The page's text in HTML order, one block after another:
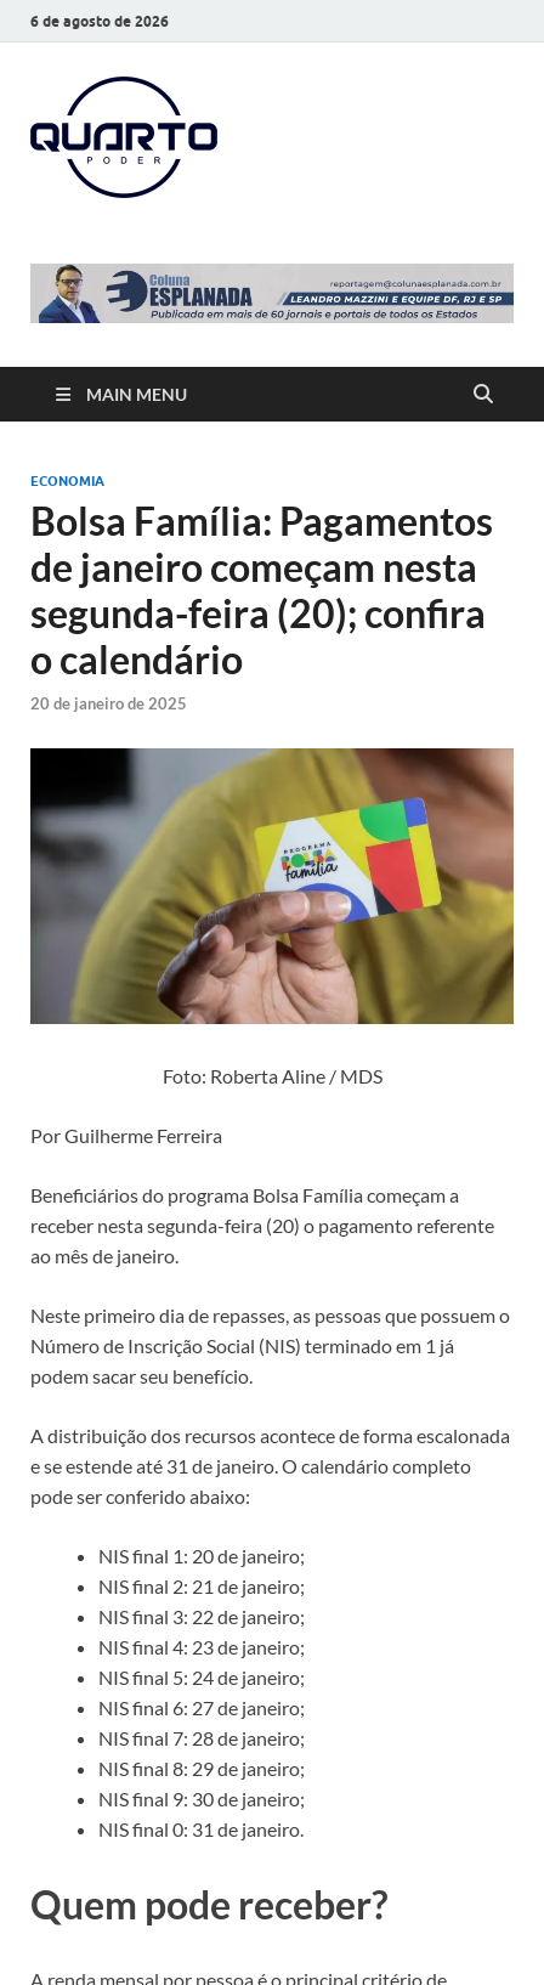
6 de agosto de 2026
MAIN MENU
ECONOMIA
Bolsa Família: Pagamentos
de janeiro começam nesta
segunda-feira (20); confira
o calendário
20 de janeiro de 2025
Foto: Roberta Aline / MDS
Por Guilherme Ferreira
Beneficiários do programa Bolsa Família começam a
receber nesta segunda-feira (20) o pagamento referente
ao mês de janeiro.
Neste primeiro dia de repasses, as pessoas que possuem o
Número de Inscrição Social (NIS) terminado em 1 já
podem sacar seu benefício.
A distribuição dos recursos acontece de forma escalonada
e se estende até 31 de janeiro. O calendário completo
pode ser conferido abaixo:
NIS final 1: 20 de janeiro;
NIS final 2: 21 de janeiro;
NIS final 3: 22 de janeiro;
NIS final 4: 23 de janeiro;
NIS final 5: 24 de janeiro;
NIS final 6: 27 de janeiro;
NIS final 7: 28 de janeiro;
NIS final 8: 29 de janeiro;
NIS final 9: 30 de janeiro;
NIS final 0: 31 de janeiro.
Quem pode receber?
A renda mensal por pessoa é o principal critério de